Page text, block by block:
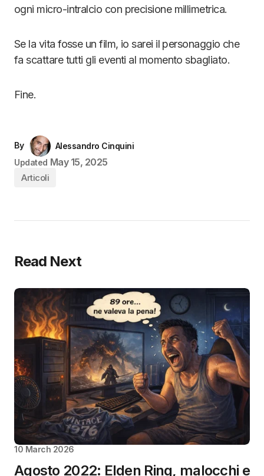
ogni micro-intralcio con precisione millimetrica.
Se la vita fosse un film, io sarei il personaggio che
fa scattare tutti gli eventi al momento sbagliato.
Fine.
By
Alessandro Cinquini
Updated May 15, 2025
Articoli
Read Next
10 March 2026
Agosto 2022: Elden Ring, malocchi e